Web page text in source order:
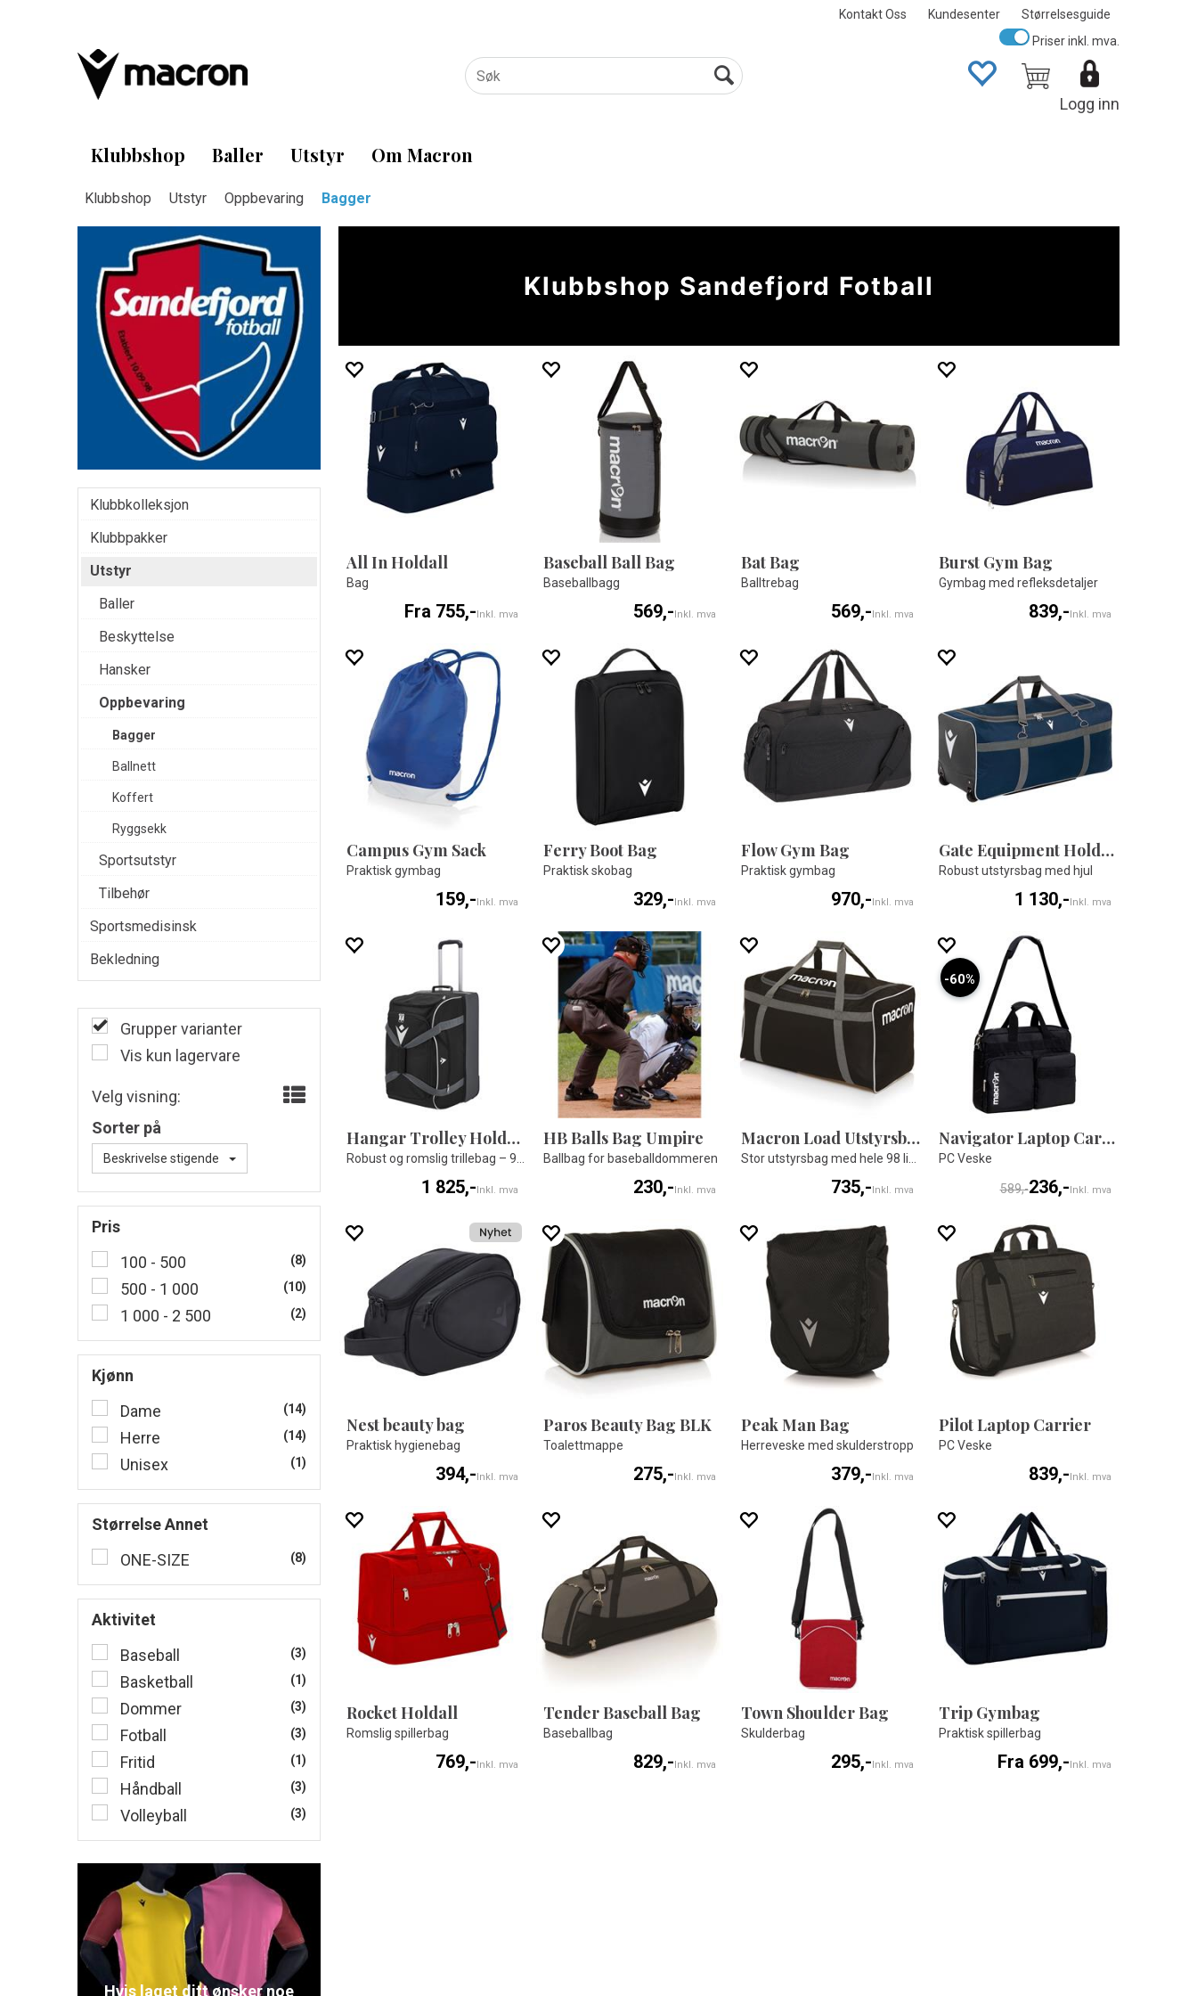
Kontakt Oss Kundesenter Størrelsesguide
Logg inn
Priser inkl. mva.
Klubbshop Baller Utstyr Om Macron
Klubbshop Utstyr Oppbevaring Bagger
Grupper varianter
Vis kun lagervare
Velg visning:
Sorter på
Beskrivelse stigende
Pris
100 - 500
(8)
500 - 1 000 (10)
1 000 - 2 500 (2)
Kjønn
Dame
(14)
Herre (14)
Unisex (1)
Størrelse Annet
ONE-SIZE
(8)
Aktivitet
Baseball
(3)
Basketball (1)
Dommer (3)
Fotball (3)
Fritid (1)
Håndball (3)
Volleyball (3)
Klubbkolleksjon
Klubbpakker
Utstyr
Baller
Beskyttelse
Hansker
Oppbevaring
Bagger
Ballnett
Koffert
Ryggsekk
Sportsutstyr
Tilbehør
Sportsmedisinsk
Bekledning
Hvis laget ditt ønsker noe
Klubbshop Sandefjord Fotball
All In Holdall
Bag
Fra 755,- Inkl. mva
Baseball Ball Bag
Baseballbagg
569,- Inkl. mva
Bat Bag
Balltrebag
569,- Inkl. mva
Burst Gym Bag
Gymbag med refleksdetaljer
839,- Inkl. mva
Campus Gym Sack
Praktisk gymbag
159,-Inkl. mva
Ferry Boot Bag
Praktisk skobag
329,-Inkl. mva
Flow Gym Bag
Praktisk gymbag
970,-Inkl. mva
Gate Equipment Holdall
Robust utstyrsbag med hjul
1 130,-Inkl. mva
Hangar Trolley Holdall
1 825,-Inkl. mva
HB Balls Bag Umpire
Ballbag for baseballdommeren
230,-Inkl. mva
Macron Load Utstyrsbag
735,-Inkl. mva
60%
Navigator Laptop Carrier BLK
PC Veske
236,-Inkl. mva
589,-
Nest beauty bag
Praktisk hygienebag
394,- Inkl. mva
Paros Beauty Bag BLK
Toalettmappe
275,- Inkl. mva
Peak Man Bag
Herreveske med skulderstropp
379,- Inkl. mva
Pilot Laptop Carrier
PC Veske
839,- Inkl. mva
Rocket Holdall
Romslig spillerbag
769,- Inkl. mva
Tender Baseball Bag
Baseballbag
829,- Inkl. mva
Town Shoulder Bag
Skulderbag
295,- Inkl. mva
Trip Gymbag
Praktisk spillerbag
Fra 699,- Inkl. mva